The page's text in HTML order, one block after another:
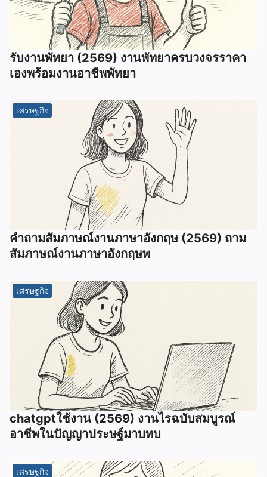
รับงานพัทยา (2569) ️งานพัทยาครบวงจรราคา
เองพร้อมงานอาชีพพัทยา
เศรษฐกิจ
คําถามสัมภาษณ์งานภาษาอังกฤษ (2569) ถาม
สัมภาษณ์งานภาษาอังกฤษพ
เศรษฐกิจ
chatgptใช้งาน (2569) งานไรฉบับสมบูรณ์
อาชีพในปัญญาประษฐ์มาบทบ
เศรษฐกิจ